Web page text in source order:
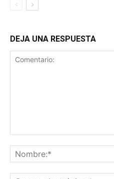
DEJA UNA RESPUESTA